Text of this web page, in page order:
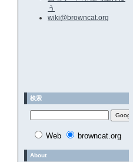
う
wiki@browncat.org
検索
Web browncat.org
About